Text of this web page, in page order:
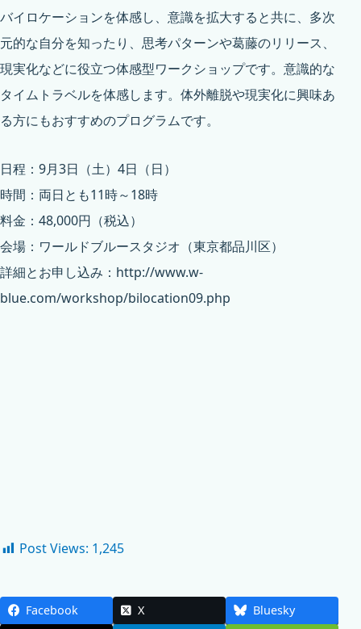
バイロケーションを体感し、意識を拡大すると共に、多次
元的な自分を知ったり、思考パターンや葛藤のリリース、
現実化などに役立つ体感型ワークショップです。意識的な
タイムトラベルを体感します。体外離脱や現実化に興味あ
る方にもおすすめのプログラムです。
日程：9月3日（土）4日（日）
時間：両日とも11時～18時
料金：48,000円（税込）
会場：ワールドブルースタジオ（東京都品川区）
詳細とお申し込み： http://www.w-
blue.com/workshop/bilocation09.php
Post Views: 1,245
Facebook X
Bluesky